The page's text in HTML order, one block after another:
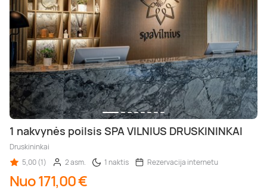
1 nakvynės poilsis SPA VILNIUS DRUSKININKAI
Druskininkai
5,00 (1)
2 asm. 1 naktis Rezervacija internetu
Nuo 171,00 €